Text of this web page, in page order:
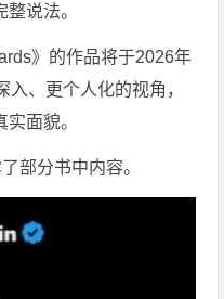
说法。
》的作品将于2026年
、更个人化的视角，
面貌。
部分书中内容。